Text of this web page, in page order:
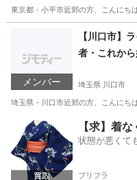
東京都・小平市近郊の方、こんにち
その他 ラ
メンバー
【川口市】
者・これか
埼玉県 川口市
埼玉県・川口市近郊の方、こんにち
埼玉 川口市 その他 ラ
【求】着
状態が悪くて
プリフラ